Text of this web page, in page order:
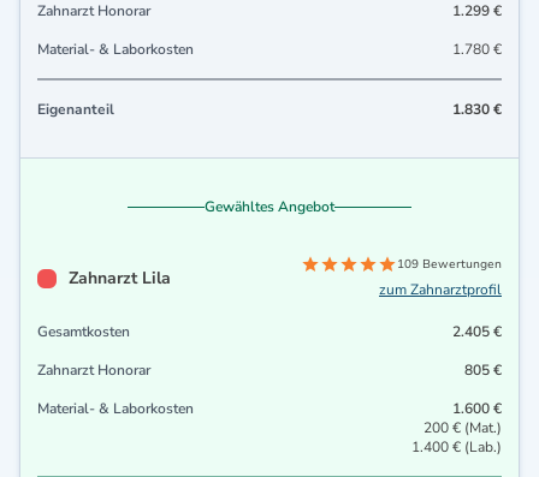
Zahnarzt Honorar
1.299 €
Material- & Laborkosten
1.780 €
Eigenanteil 1.830 €
Gewähltes Angebot
Zahnarzt Lila
109 Bewertungen
zum Zahnarztprofil
Gesamtkosten
2.405 €
Zahnarzt Honorar
805 €
Material- & Laborkosten
1.600 €
200 € (Mat.)
1.400 € (Lab.)